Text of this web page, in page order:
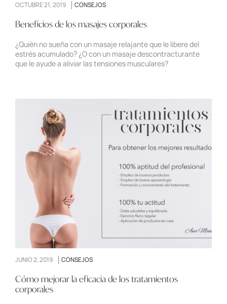
OCTUBRE 21, 2019 CONSEJOS
Beneficios de los masajes corporales
¿Quién no sueña con un masaje relajante que le libere del
estrés acumulado? ¿O con un masaje descontracturante
que le ayude a aliviar las tensiones musculares?
JUNIO 2, 2019 CONSEJOS
Cómo mejorar la eficacia de los tratamientos
corporales